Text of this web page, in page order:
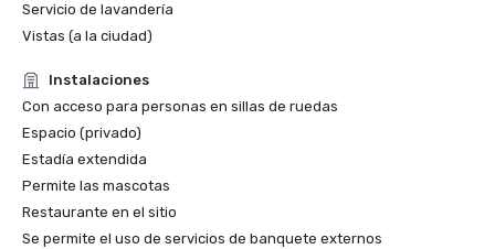
Servicio de lavandería
Vistas (a la ciudad)
Instalaciones
Con acceso para personas en sillas de ruedas
Espacio (privado)
Estadía extendida
Permite las mascotas
Restaurante en el sitio
Se permite el uso de servicios de banquete externos